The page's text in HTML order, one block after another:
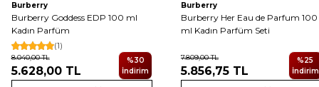
Burberry
Burberry Goddess EDP 100 ml
Kadın Parfüm
(1)
8.040,00TL
5.628,00TL
%30
İndirim
Burberry
Burberry Her Eau de Parfum 100
ml Kadın Parfüm Seti
7.809,00TL
5.856,75 TL
%25
İndirim